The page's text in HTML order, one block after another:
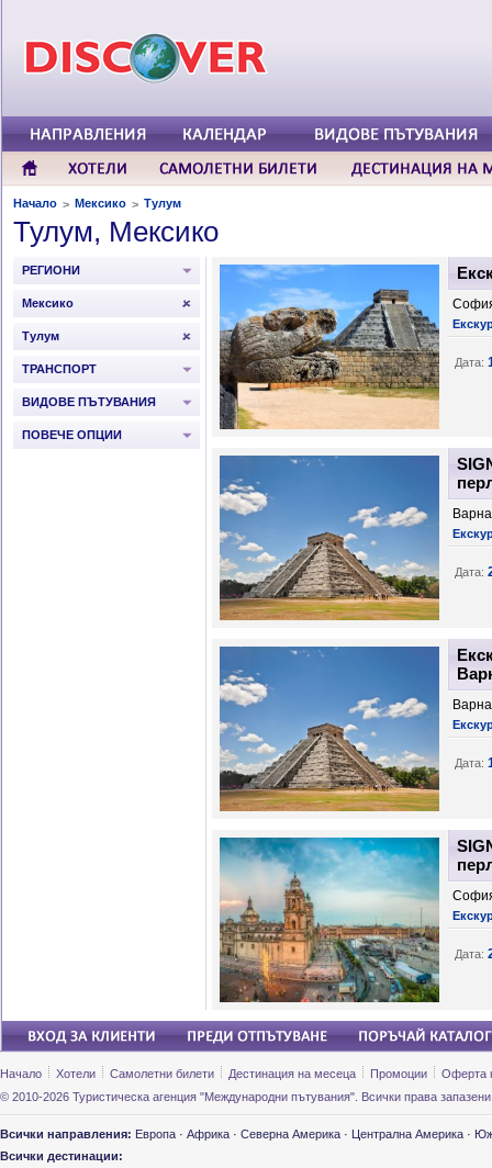
Начало > Мексико > Тулум
Тулум, Мексико
РЕГИОНИ
Мексико
Тулум
ТРАНСПОРТ
ВИДОВЕ ПЪТУВАНИЯ
ПОВЕЧЕ ОПЦИИ
Дата:
Дата:
Дата:
Дата:
Начало Хотели Самолетни билети Дестинация на месеца Промоции
Оферта
© 2010-2026 Туристическа агенция "Международни пътувания". Всички права
Всички направления: Европа · Африка · Северна Америка · Централна Америка ·
Всички дестинации: